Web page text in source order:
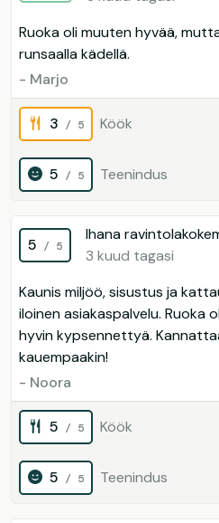
Ruoka oli muuten hyvää,
runsaalla kädellä.
- Marjo
3 / 5 Köök
5 / 5 Teenindus
5 / 5
Ihana
3 kuud tagasi
Kaunis miljöö, sisustus ja
iloinen asiakaspalvelu. Ruoka
hyvin kypsennettyä.
kauempaakin!
- Noora
5 / 5 Köök
5 / 5 Teenindus